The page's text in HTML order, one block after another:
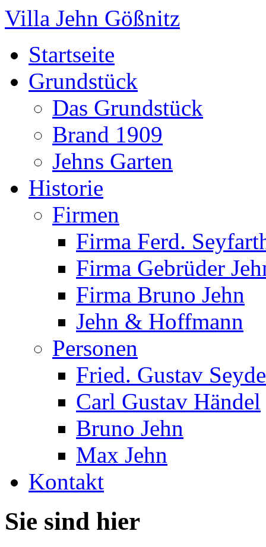
Villa Jehn Gößnitz
Startseite
Grundstück
Das Grundstück
Brand 1909
Jehns Garten
Historie
Firmen
Firma Ferd.
Firma Gebrüder
Firma Bruno Jehn
Jehn & Hoffmann
Personen
Fried. Gustav
Carl Gustav Händel
Bruno Jehn
Max Jehn
Kontakt
Sie sind hier